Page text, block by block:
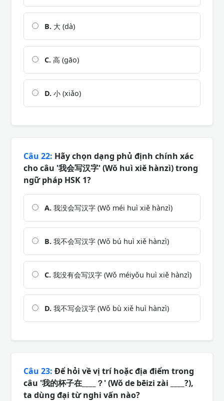
B. 大 (dà)
C. 高 (gāo)
D. 小 (xiǎo)
Câu 22: Hãy chọn dạng phủ định chính xác
cho câu '我会写汉字' (Wǒ huì xiě hànzì) trong
ngữ pháp HSK 1?
A. 我没会写汉字 (Wǒ méi huì xiě hànzì)
B. 我不会写汉字 (Wǒ bú huì xiě hànzì)
C. 我没有会写汉字 (Wǒ méiyǒu huì xiě hànzì)
D. 我不写会汉字 (Wǒ bù xiě huì hànzì)
Câu 23: Để hỏi về vị trí hoặc địa điểm trong
câu '我的杯子在____？' (Wǒ de bēizi zài ____?),
ta dùng đại từ nghi vấn nào?